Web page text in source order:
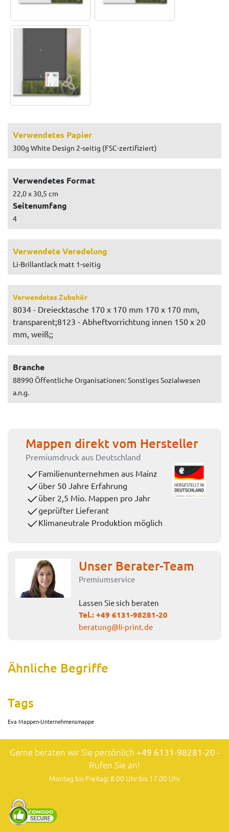
Verwendetes Papier
300g White Design 2-seitig (FSC-zertifiziert)
Verwendetes Format
22,0 x 30,5 cm
Seitenumfang
4
Verwendete Veredelung
Li-Brillantlack matt 1-seitig
Verwendetes Zubehör
8034 - Dreiecktasche 170 x 170 mm 170 x 170 mm,
transparent;8123 - Abheftvorrichtung innen 150 x 20
mm, weiß;;
Branche
88990 Öffentliche Organisationen: Sonstiges Sozialwesen
a.n.g.
Mappen direkt vom Hersteller
Premiumdruck aus Deutschland
Familienunternehmen aus Mainz
über 50 Jahre Erfahrung
über 2,5 Mio. Mappen pro Jahr
geprüfter Lieferant
Klimaneutrale Produktion möglich
Unser Berater-Team
Premiumservice
Lassen Sie sich beraten
Tel.:+49 6131-98281-20
beratung@li-print.de
Ähnliche Begriffe
Tags
Eva Mappen-Unternehmensmappe
Gerne beraten wir Sie persönlich +49 6131-98281-20 -
Rufen Sie an!
Montag bis Freitag: 8.00 Uhr bis 17.00 Uhr